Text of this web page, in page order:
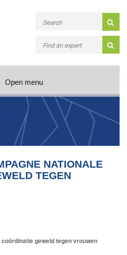
Open menu
NATIONALE
TEGEN
geweld tegen vrouwen